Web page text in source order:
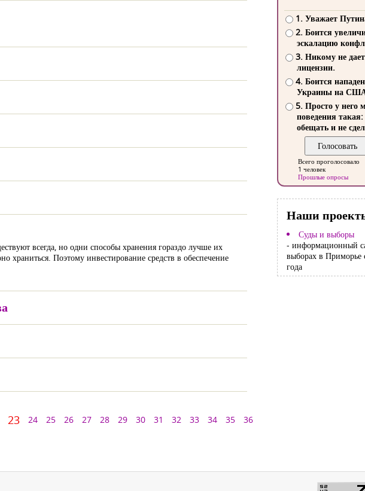
всегда, но одни способы хранения гораздо лучше их
храниться. Поэтому инвестирование средств в обеспечение
23 24 25 26 27 28 29 30 31 32 33 34 35
36
1. Уважает
2. Боится
эскалацию
3. Никому не
лицензии.
4. Боится
Украины на
5. Просто у него
поведения такая:
обещать и не
Всего проголосовало
1 человек
Прошлые опросы
Наши
Суды и выборы
- информационный
выборах в Приморье
года